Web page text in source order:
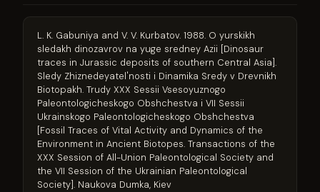
L. K. Gabuniya and V. V. Kurbatov. 1988. O yurskikh
sledakh dinozavrov na yuge sredney Azii [Dinosaur
traces in Jurassic deposits of southern Central Asia].
Sledy Zhiznedeyatel'nosti i Dinamika Sredy v Drevnikh
Biotopakh. Trudy XXX Sessii Vsesoyuznogo
Paleontologicheskogo Obshchestva i VII Sessii
Ukrainskogo Paleontologicheskogo Obshchestva
[Fossil Traces of Vital Activity and Dynamics of the
Environment in Ancient Biotopes. Transactions of the
XXX Session of All-Union Paleontological Society and
the VII Session of the Ukrainian Paleontological
Society]. Naukova Dumka, Kiev